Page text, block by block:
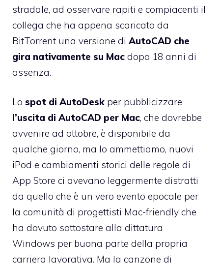
stradale, ad osservare rapiti e compiacenti il
collega che ha appena scaricato da
BitTorrent una versione di AutoCAD che
gira nativamente su Mac dopo 18 anni di
assenza.
Lo spot di AutoDesk per pubblicizzare
l’uscita di AutoCAD per Mac, che dovrebbe
avvenire ad ottobre, è disponibile da
qualche giorno, ma lo ammettiamo, nuovi
iPod e cambiamenti storici delle regole di
App Store ci avevano leggermente distratti
da quello che è un vero evento epocale per
la comunità di progettisti Mac-friendly che
ha dovuto sottostare alla dittatura
Windows per buona parte della propria
carriera lavorativa. Ma la canzone di